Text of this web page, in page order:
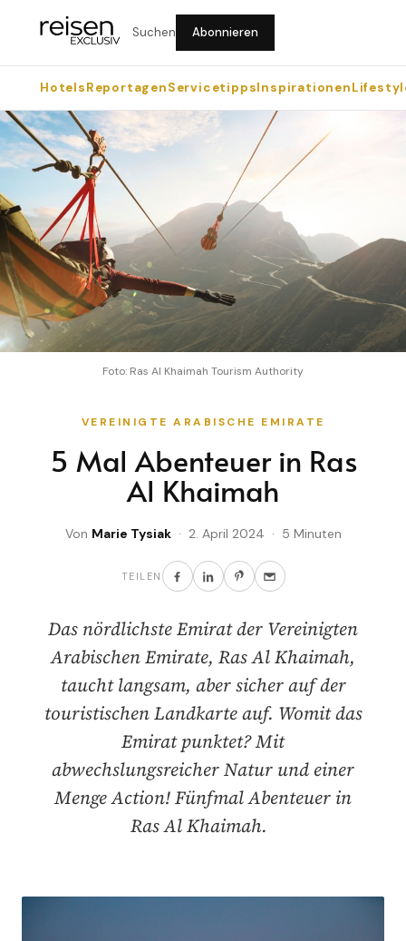
Suchen Abonnieren
HotelsReportagenServicetippsInspirationen
Foto: Ras Al Khaimah Tourism Authority
VEREINIGTE ARABISCHE EMIRATE
5 Mal Abenteuer in Ras
Al Khaimah
Von Marie Tysiak· 2. April 2024 · 5 Minuten
TEILEN
Das nördlichste Emirat der Vereinigten
Arabischen Emirate, Ras Al Khaimah,
taucht langsam, aber sicher auf der
touristischen Landkarte auf. Womit das
Emirat punktet? Mit
abwechslungsreicher Natur und einer
Menge Action! Fünfmal Abenteuer in
Ras Al Khaimah.